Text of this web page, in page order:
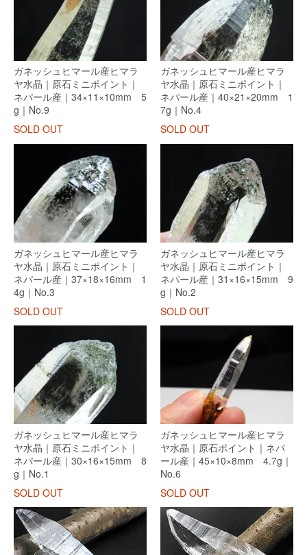
ガネッシュヒマール産ヒマラ
ヤ水晶｜原石ミニポイント｜
ネパール産｜34×11×10mm 5
g｜No.9
SOLD OUT
ガネッシュヒマール産ヒマラ
ヤ水晶｜原石ミニポイント｜
ネパール産｜40×21×20mm 1
7g｜No.4
SOLD OUT
ガネッシュヒマール産ヒマラ
ヤ水晶｜原石ミニポイント｜
ネパール産｜37×18×16mm 1
4g｜No.3
SOLD OUT
ガネッシュヒマール産ヒマラ
ヤ水晶｜原石ミニポイント｜
ネパール産｜31×16×15mm 9
g｜No.2
SOLD OUT
ガネッシュヒマール産ヒマラ
ヤ水晶｜原石ミニポイント｜
ネパール産｜30×16×15mm 8
g｜No.1
SOLD OUT
ガネッシュヒマール産ヒマラ
ヤ水晶｜原石ポイント｜ネパ
ール産｜45×10×8mm 4.7g｜
No.6
SOLD OUT